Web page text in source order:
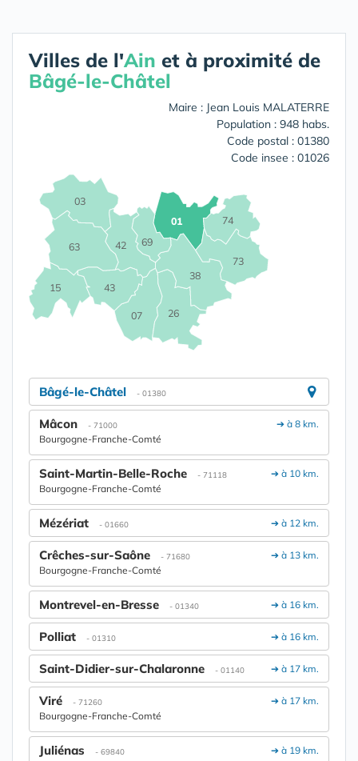
Villes de l'Ain et à proximité de
Bâgé-le-Châtel
Maire : Jean Louis MALATERRE
Population : 948 habs.
Code postal : 01380
Code insee : 01026
01
03
07
15
26
38
42
43
63
69
73
74
Bâgé-le-Châtel - 01380
➔ à 8 km.
Mâcon - 71000
Bourgogne-Franche-Comté
➔ à 10 km.
Saint-Martin-Belle-Roche - 71118
Bourgogne-Franche-Comté
➔ à 12 km.
Mézériat - 01660
➔ à 13 km.
Crêches-sur-Saône - 71680
Bourgogne-Franche-Comté
➔ à 16 km.
Montrevel-en-Bresse - 01340
➔ à 16 km.
Polliat - 01310
➔ à 17 km.
Saint-Didier-sur-Chalaronne - 01140
➔ à 17 km.
Viré - 71260
Bourgogne-Franche-Comté
➔ à 19 km.
Juliénas - 69840